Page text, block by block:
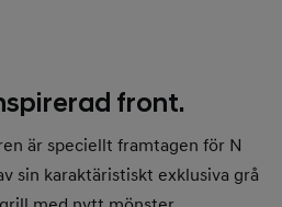
front.
är speciellt framtagen för N
sin karaktäristiskt exklusiva grå